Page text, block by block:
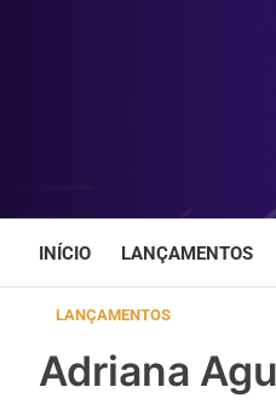
INÍCIO LANÇAMENTOS
LANÇAMENTOS
Adriana